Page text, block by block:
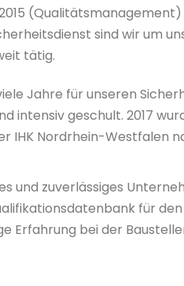
sind wir um
tätig.
Jahre für unseren
intensiv geschult. 2017
IHK Nordrhein-Westfalen
und zuverlässiges
für
Erfahrung bei der